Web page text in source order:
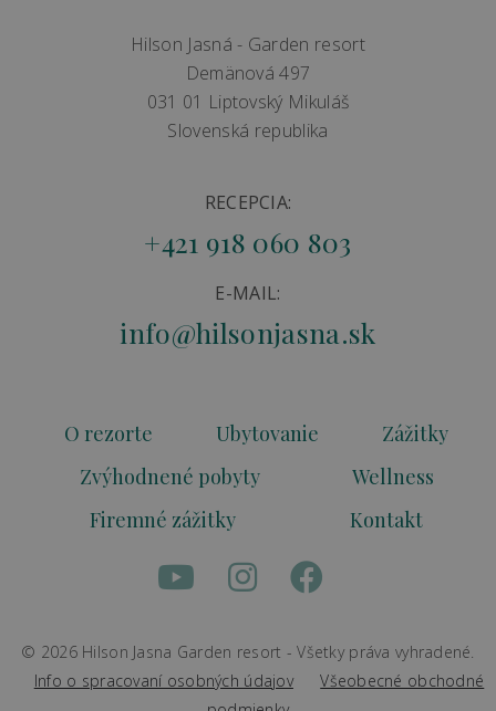
Hilson Jasná - Garden resort
Demänová 497
031 01 Liptovský Mikuláš
Slovenská republika
RECEPCIA:
+421 918 060 803
E-MAIL:
info@hilsonjasna.sk
O rezorte Ubytovanie
Zážitky
Zvýhodnené pobyty
Wellness
Firemné zážitky
Kontakt
© 2026 Hilson Jasna Garden resort - Všetky práva vyhradené.
Info o spracovaní osobných údajov
Všeobecné obchodné